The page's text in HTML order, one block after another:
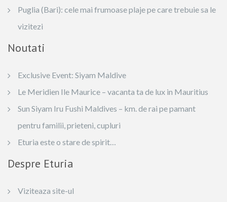
Puglia (Bari): cele mai frumoase plaje pe care trebuie sa le
vizitezi
Noutati
Exclusive Event: Siyam Maldive
Le Meridien Ile Maurice – vacanta ta de lux in Mauritius
Sun Siyam Iru Fushi Maldives – km. de rai pe pamant
pentru familii, prieteni, cupluri
Eturia este o stare de spirit…
Despre Eturia
Viziteaza site-ul